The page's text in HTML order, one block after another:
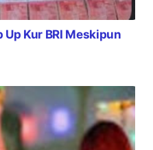
Kur BRI Meskipun